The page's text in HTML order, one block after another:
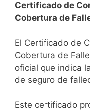
Certificado de
Cobertura de
El Certificado de
Cobertura de
oficial que indica
de seguro de
Este certificado